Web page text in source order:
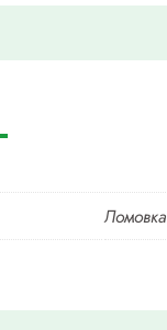
Ломовка